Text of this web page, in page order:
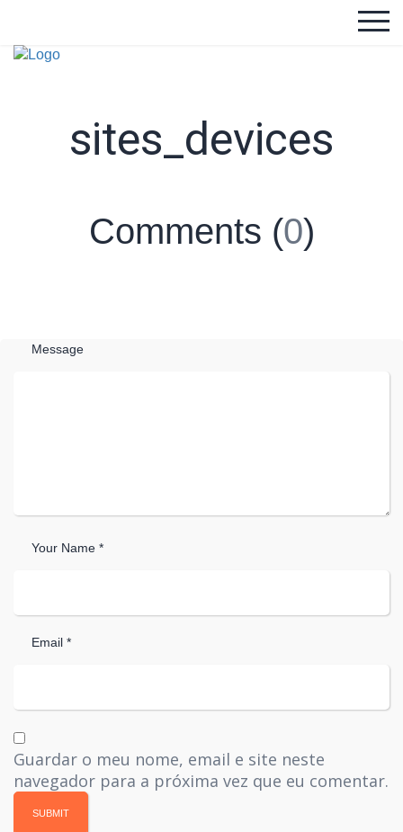
sites_devices
Comments (0)
Message
Your Name *
Email *
Guardar o meu nome, email e site neste
navegador para a próxima vez que eu comentar.